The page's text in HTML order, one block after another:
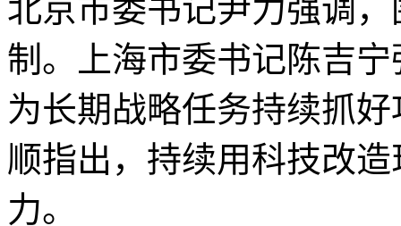
北京市委书记尹力强调
制。上海市委书记陈吉
为长期战略任务持续抓
顺指出，持续用科技改
力。